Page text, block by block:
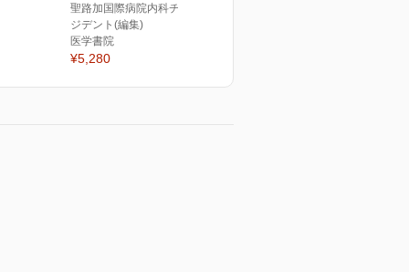
聖路加国際病院内科チーフレ
ジデント(編集)
医学書院
¥5,280